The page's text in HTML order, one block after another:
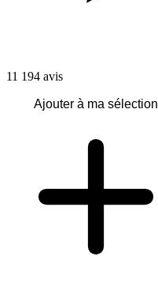
11 194 avis
Ajouter à ma sélection